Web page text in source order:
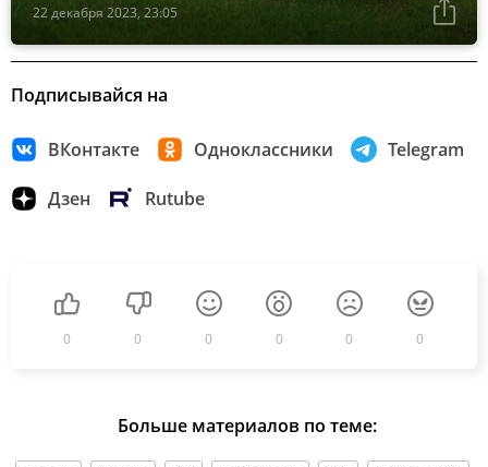
22 декабря 2023, 23:05
Подписывайся на
ВКонтакте Одноклассники Telegram
Дзен Rutube
0 0 0 0 0 0
Больше материалов по теме: